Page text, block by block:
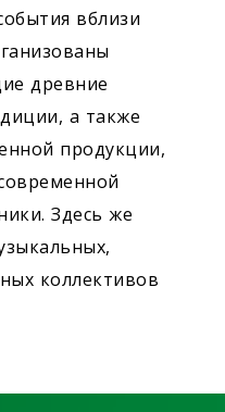
вблизи
древние
а также
продукции,
Здесь же
коллективов